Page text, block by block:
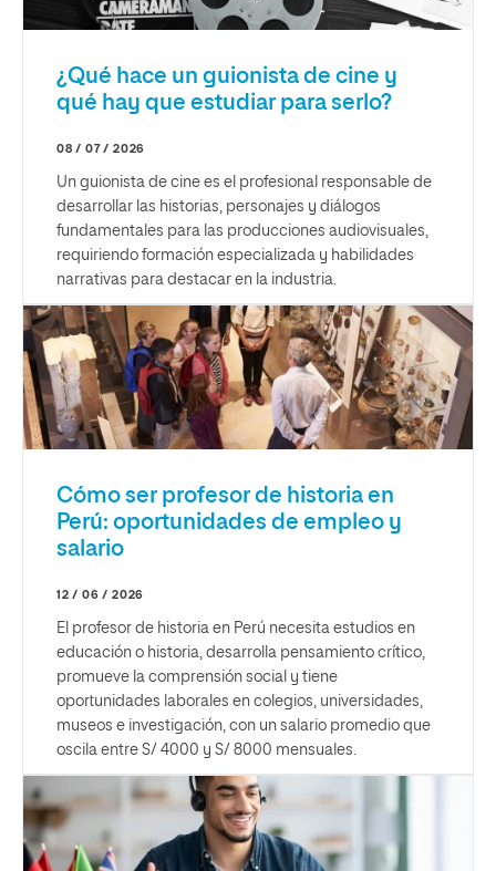
¿Qué hace un guionista de cine y
qué hay que estudiar para serlo?
08 / 07 / 2026
Un guionista de cine es el profesional responsable de
desarrollar las historias, personajes y diálogos
fundamentales para las producciones audiovisuales,
requiriendo formación especializada y habilidades
narrativas para destacar en la industria.
Cómo ser profesor de historia en
Perú: oportunidades de empleo y
salario
12 / 06 / 2026
El profesor de historia en Perú necesita estudios en
educación o historia, desarrolla pensamiento crítico,
promueve la comprensión social y tiene
oportunidades laborales en colegios, universidades,
museos e investigación, con un salario promedio que
oscila entre S/ 4000 y S/ 8000 mensuales.